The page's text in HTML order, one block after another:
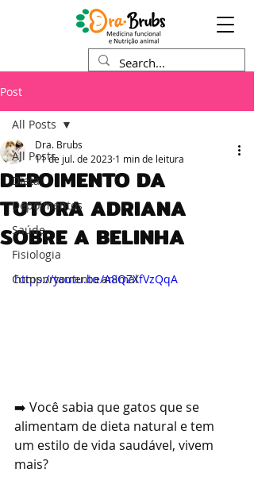
Post
All Posts
Dieta
Depoimentos
Saúde
Fisiologia
Comportamento animal
All Posts
DEPOIMENTO DA
TUTORA ADRIANA
SOBRE A BELINHA
Dra. Brubs
11 de jul. de 2023 1 min de leitura
https://youtu.be/A8QZXfVzQqA
➡️ Você sabia que gatos que se
alimentam de dieta natural e tem
um estilo de vida saudável, vivem
mais?